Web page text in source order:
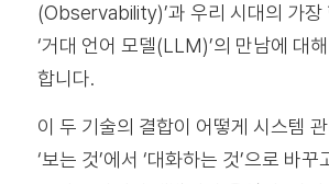
(Observability)’과 우리 시대의 가장
‘거대 언어 모델(LLM)’의 만남에 대
합니다.
이 두 기술의 결합이 어떻게 시스템
‘보는 것’에서 ‘대화하는 것’으로 바꾸